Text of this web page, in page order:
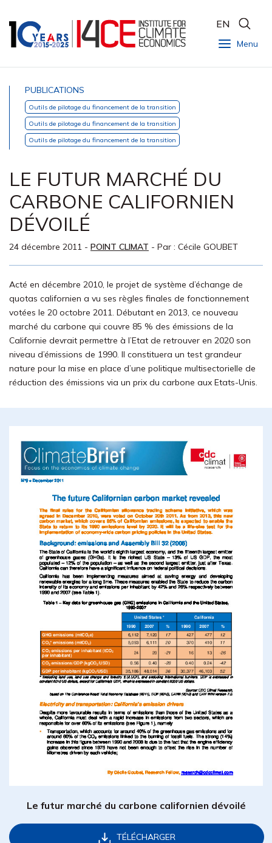
Menu
EN
PUBLICATIONS
Outils de pilotage du financement de la transition
Outils de pilotage du financement de la transition
Outils de pilotage du financement de la transition
LE FUTUR MARCHÉ DU
CARBONE CALIFORNIEN
DÉVOILÉ
24 décembre 2011 - POINT CLIMAT - Par : Cécile GOUBET
Acté en décembre 2010, le projet de système d’échange de
quotas californien a vu ses règles finales de fonctionnement
votées le 20 octobre 2011. Débutant en 2013, ce nouveau
marché du carbone qui couvre 85 % des émissions de la
Californie devrait permettre à l’Etat de retrouver en 2020 son
niveau d’émissions de 1990. Il constituera un test grandeur
nature pour la mise en place d’une politique multisectorielle de
réduction des émissions via un prix du carbone aux Etats-Unis.
Le futur marché du carbone californien dévoilé
TÉLÉCHARGER